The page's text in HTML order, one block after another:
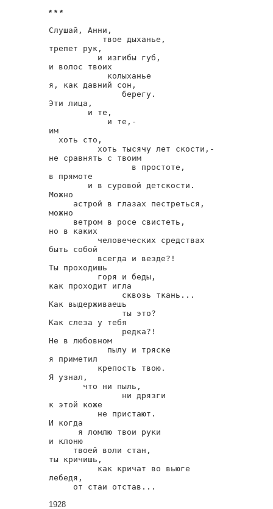
* * *
Слушай, Анни,
           твое дыханье,
трепет рук,
          и изгибы губ,
и волос твоих
            колыханье
я, как давний сон,
               берегу.
Эти лица,
        и те,
            и те,-
им
  хоть сто,
          хоть тысячу лет скости,-
не сравнять с твоим
                 в простоте,
в прямоте
        и в суровой детскости.
Можно
     астрой в глазах пестреться,
можно
     ветром в росе свистеть,
но в каких
          человеческих средствах
быть собой
          всегда и везде?!
Ты проходишь
          горя и беды,
как проходит игла
               сквозь ткань...
Как выдерживаешь
               ты это?
Как слеза у тебя
               редка?!
Не в любовном
            пылу и тряске
я приметил
          крепость твою.
Я узнал,
       что ни пыль,
               ни дрязги
к этой коже
          не пристают.
И когда
      я ломлю твои руки
и клоню
     твоей воли стан,
ты кричишь,
          как кричат во вьюге
лебедя,
     от стаи отстав...
1928